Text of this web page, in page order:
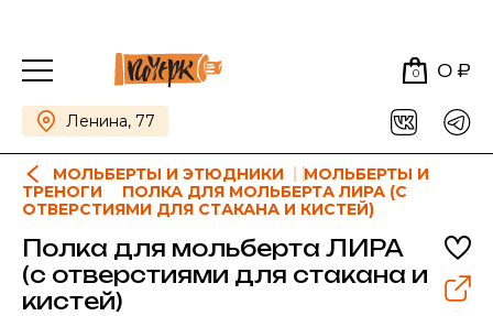
0 0 ₽
Ленина, 77
МОЛЬБЕРТЫ И ЭТЮДНИКИ
МОЛЬБЕРТЫ И
ТРЕНОГИ
ПОЛКА ДЛЯ МОЛЬБЕРТА ЛИРА (С
ОТВЕРСТИЯМИ ДЛЯ СТАКАНА И КИСТЕЙ)
Полка для мольберта ЛИРА
(с отверстиями для стакана и
кистей)